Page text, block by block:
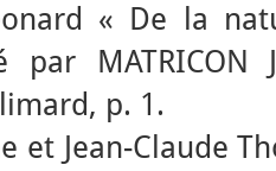
« De la
par MATRICON
p. 1.
et Jean-Claude